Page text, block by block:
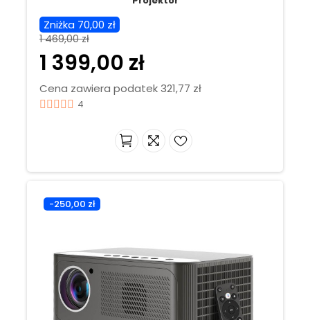
Zniżka 70,00 zł
1 469,00 zł
1 399,00 zł
Cena zawiera podatek 321,77 zł
4
-250,00 zł